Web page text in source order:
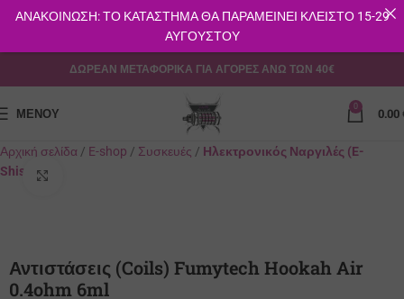
ΔΩΡΕΑΝ ΜΕΤΑΦΟΡΙΚΑ ΓΙΑ ΑΓΟΡΕΣ ΑΝΩ ΤΩΝ 40€
ΜΕΝΟΎ 0 0.00
Αρχική σελίδα E-shop Συσκευές
Ηλεκτρονικός Ναργιλές (E-
Shisha)
Αντιστάσεις (Coils) Fumytech Hookah Air
0.4ohm 6ml
ΑΝΑΚΟΙΝΩΣΗ: ΤΟ ΚΑΤΑΣΤΗΜΑ ΘΑ ΠΑΡΑΜΕΙΝΕΙ ΚΛΕΙΣΤΟ 15-29
ΑΥΓΟΥΣΤΟΥ